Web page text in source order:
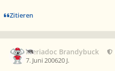
Zitieren
Meriadoc Brandybuck
7. Juni 200620 J.